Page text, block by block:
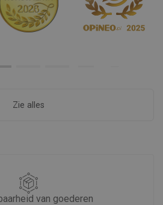
Zie alles
van goederen